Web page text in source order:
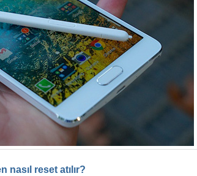
nasıl reset atılır?